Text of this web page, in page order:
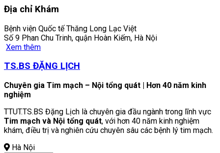
Địa chỉ Khám
Bệnh viện Quốc tế Thăng Long Lạc Việt
Số 9 Phan Chu Trinh, quận Hoàn Kiếm, Hà Nội
Xem thêm
TS.BS ĐẶNG LỊCH
Chuyên gia Tim mạch – Nội tổng quát | Hơn 40 năm kinh
nghiệm
TTUT.TS.BS Đặng Lịch là chuyên gia đầu ngành trong lĩnh vực
Tim mạch và Nội tổng quát, với hơn 40 năm kinh nghiệm
khám, điều trị và nghiên cứu chuyên sâu các bệnh lý tim mạch.
Hà Nội